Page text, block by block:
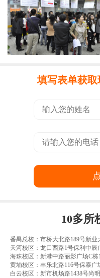
填写表单获
10多所
番禺总校：市桥大北路189号新
天河校区：龙口西路1号保利中辰
海珠校区：新港中路丽影广场C栋
黄埔校区：丰乐北路116号保泰广
白云校区：新市机场路1438号尚